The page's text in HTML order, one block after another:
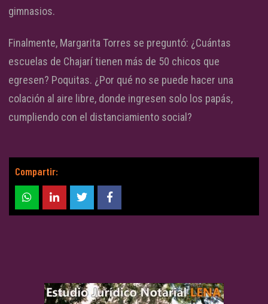
gimnasios.
Finalmente, Margarita Torres se preguntó: ¿Cuántas
escuelas de Chajarí tienen más de 50 chicos que
egresen? Poquitas. ¿Por qué no se puede hacer una
colación al aire libre, donde ingresen solo los papás,
cumpliendo con el distanciamiento social?
Compartir: